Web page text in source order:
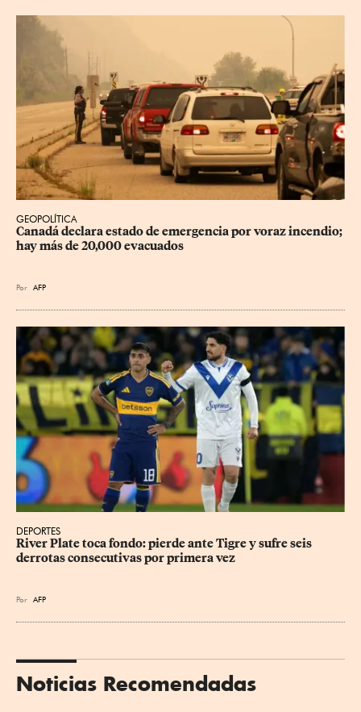
GEOPOLÍTICA
Canadá declara estado de emergencia por voraz incendio;
hay más de 20,000 evacuados
Por AFP
DEPORTES
River Plate toca fondo: pierde ante Tigre y sufre seis
derrotas consecutivas por primera vez
Por AFP
Noticias Recomendadas